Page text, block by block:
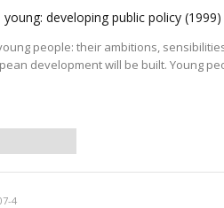
developing public policy (1999)
people: their ambitions,
development will be built. Young
4